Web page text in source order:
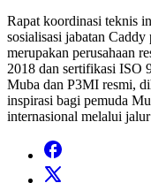
Rapat koordinasi teknis
sosialisasi jabatan
merupakan perusahaan
2018 dan sertifikasi ISO
Muba dan P3MI resmi,
inspirasi bagi pemuda
internasional melalui